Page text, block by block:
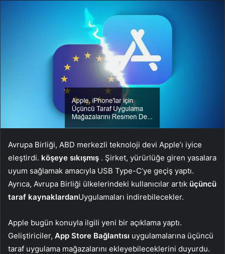
Avrupa Birliği, ABD merkezli teknoloji devi Apple’ı iyice
eleştirdi. köşeye sıkışmış . Şirket, yürürlüğe giren yasalara
uyum sağlamak amacıyla USB Type-C’ye geçiş yaptı.
Ayrıca, Avrupa Birliği ülkelerindeki kullanıcılar artık üçüncü
taraf kaynaklardanUygulamaları indirebilecekler.
Apple bugün konuyla ilgili yeni bir açıklama yaptı.
Geliştiriciler, App Store Bağlantısı uygulamalarına üçüncü
taraf uygulama mağazalarını ekleyebileceklerini duyurdu.